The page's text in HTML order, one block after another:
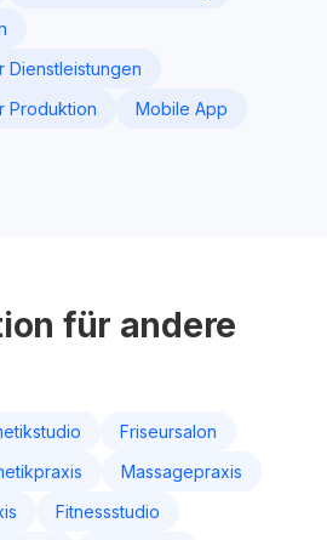
Dienstleistungen
Produktion
Mobile App
für andere
Friseursalon
Massagepraxis
Fitnessstudio